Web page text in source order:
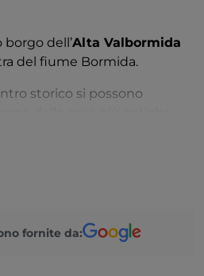
dell’Alta Valbormida
del fiume Bormida.
storico si possono
della cittadina, dove sono
napoleonica.
fornite da: